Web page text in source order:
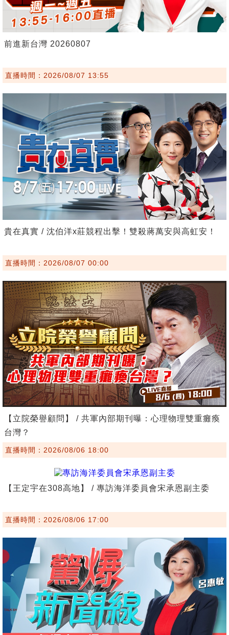
前進新台灣 20260807
直播時間：2026/08/07 13:55
貴在真實 / 沈伯洋x莊競程出擊！雙殺蔣萬安與高虹安！
直播時間：2026/08/07 00:00
【立院榮譽顧問】 / 共軍內部期刊曝：心理物理雙重癱瘓
台灣？
直播時間：2026/08/06 18:00
【王定宇在308高地】 / 專訪海洋委員會宋承恩副主委
直播時間：2026/08/06 17:00